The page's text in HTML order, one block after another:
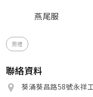
燕尾服
男禮
聯絡資料
葵涌葵昌路58號永祥